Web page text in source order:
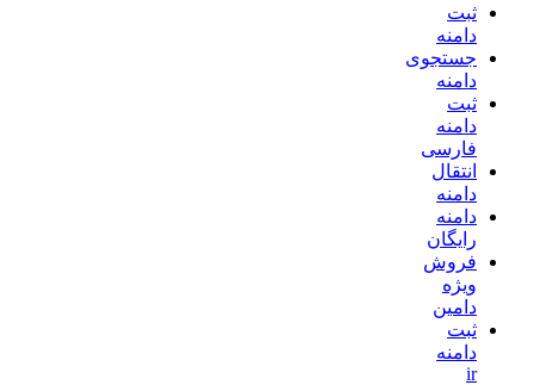
ثبت
دامنه
جستجوی
دامنه
ثبت
دامنه
فارسی
انتقال
دامنه
دامنه
رایگان
فروش
ویژه
دامین
ثبت
دامنه
ir